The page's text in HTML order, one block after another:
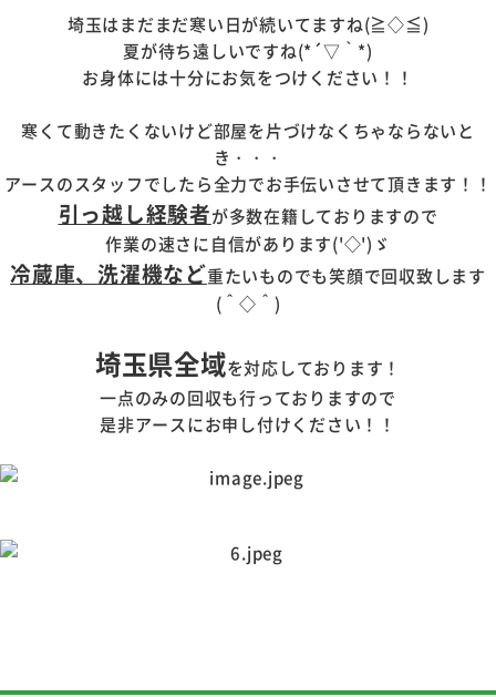
埼玉はまだまだ寒い日が続いてますね(≧◇≦)
夏が待ち遠しいですね(*´▽｀*)
お身体には十分にお気をつけください！！
寒くて動きたくないけど部屋を片づけなくちゃならないと
き・・・
アースのスタッフでしたら全力でお手伝いさせて頂きます！！
引っ越し経験者が多数在籍しておりますので
作業の速さに自信があります('◇')ゞ
冷蔵庫、洗濯機など重たいものでも笑顔で回収致します
(＾◇＾)
埼玉県全域を対応しております！
一点のみの回収も行っておりますので
是非アースにお申し付けください！！